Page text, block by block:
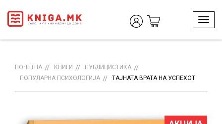
T
o
g
a
i
ПОЧЕТНА КНИГИ
ПУБЛИЦИСТИКА
ПОПУЛАРНА ПСИХОЛОГИЈА
ТАЈНАТА ВРАТА НА УСПЕХОТ